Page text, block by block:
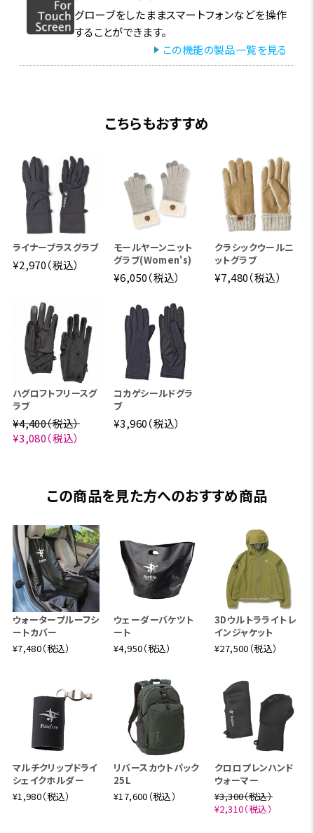
グローブをしたままスマートフォンなどを操作
することができます。
この機能の製品一覧を見る
こちらもおすすめ
ライナープラスグラブ
¥2,970（税込）
モールヤーンニット
グラブ(Women's)
¥6,050（税込）
クラシックウールニ
ットグラブ
¥7,480（税込）
ハグロフトフリースグ
ラブ
¥4,400（税込）
¥3,080（税込）
コカゲシールドグラ
ブ
¥3,960（税込）
この商品を見た方へのおすすめ商品
ウォータープルーフシ
ートカバー
¥7,480（税込）
ウェーダーバケツト
ート
¥4,950（税込）
3Dウルトラライトレ
インジャケット
¥27,500（税込）
マルチクリップドライ
シェイクホルダー
¥1,980（税込）
リバースカウトパック
25L
¥17,600（税込）
クロロプレンハンド
ウォーマー
¥3,300（税込）
¥2,310（税込）